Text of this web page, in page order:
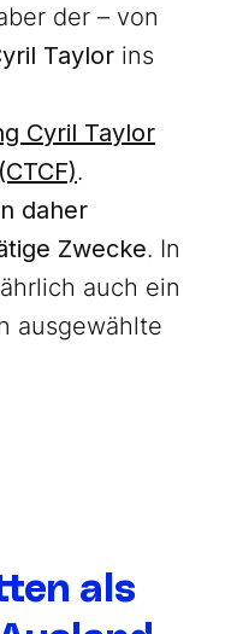
der – von
Taylor ins
Cyril Taylor
.
daher
Zwecke. In
auch ein
ausgewählte
als